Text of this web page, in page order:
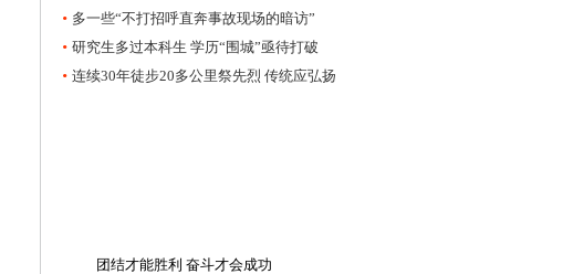
· 多一些“不打招呼直奔事故现场的暗访”
· 研究生多过本科生 学历“围城”亟待打破
· 连续30年徒步20多公里祭先烈 传统应弘扬
团结才能胜利 奋斗才会成功